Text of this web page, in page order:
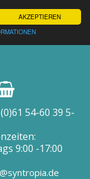
AKZEPTIEREN
54-60 39 5-
9:00 -17:00